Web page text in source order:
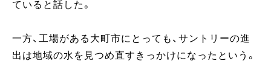
ていると話した。
一方、工場がある大町市にとっても、サントリーの進
出は地域の水を見つめ直すきっかけになったという。